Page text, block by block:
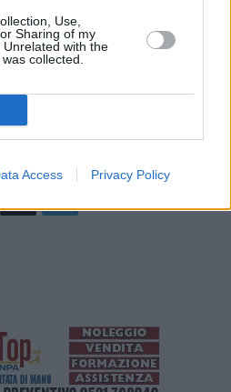
Use,
Sharing of my
with the
collected.
Access Privacy Policy
difficili che vice il Paese”, ha
successore darò il mio sostegno”,